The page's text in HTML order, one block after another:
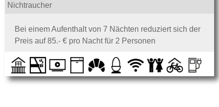
Nichtraucher
Bei einem Aufenthalt von 7 Nächten reduziert sich der
Preis auf 85.- € pro Nacht für 2 Personen